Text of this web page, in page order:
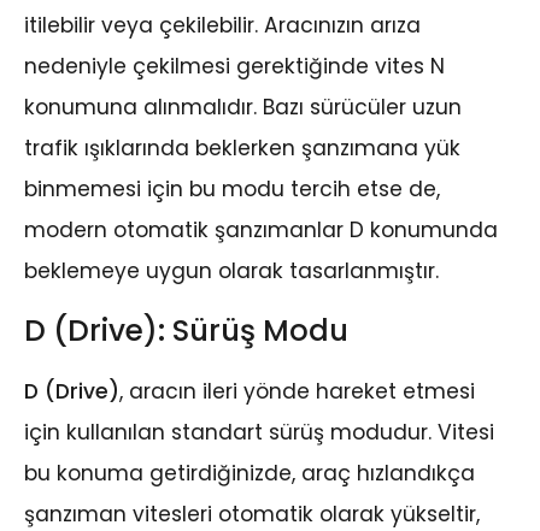
itilebilir veya çekilebilir. Aracınızın arıza
nedeniyle çekilmesi gerektiğinde vites N
konumuna alınmalıdır. Bazı sürücüler uzun
trafik ışıklarında beklerken şanzımana yük
binmemesi için bu modu tercih etse de,
modern otomatik şanzımanlar D konumunda
beklemeye uygun olarak tasarlanmıştır.
D (Drive): Sürüş Modu
D (Drive), aracın ileri yönde hareket etmesi
için kullanılan standart sürüş modudur. Vitesi
bu konuma getirdiğinizde, araç hızlandıkça
şanzıman vitesleri otomatik olarak yükseltir,